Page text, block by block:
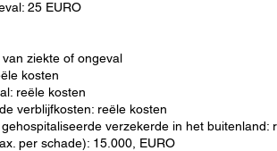
25 EURO
ziekte of ongeval
kosten
reële kosten
verblijfkosten: reële kosten
verzekerde in het buitenland:
per schade): 15.000, EURO